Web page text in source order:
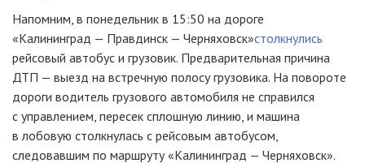
Напомним, в понедельник в 15:50 на дороге
«Калининград — Правдинск — Черняховск»cтолкнулись
рейсовый автобус и грузовик. Предварительная причина
ДТП — выезд на встречную полосу грузовика. На повороте
дороги водитель грузового автомобиля не справился
с управлением, пересек сплошную линию, и машина
в лобовую столкнулась с рейсовым автобусом,
следовавшим по маршруту«Калининград — Черняховск».